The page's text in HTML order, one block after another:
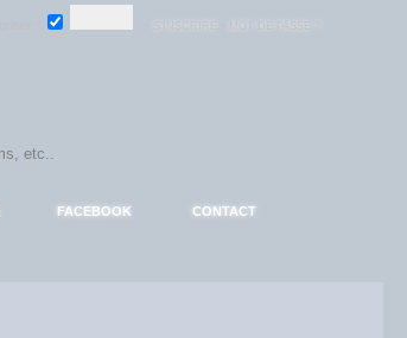
FACEBOOK CONTACT